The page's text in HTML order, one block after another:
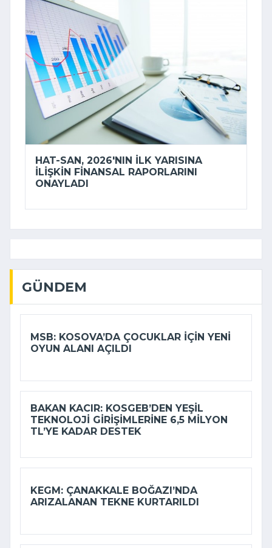
HAT-SAN, 2026'NIN ILK YARISINA
ILIŞKIN FINANSAL RAPORLARINI
ONAYLADI
GÜNDEM
MSB: KOSOVA’DA ÇOCUKLAR IÇIN YENI
OYUN ALANI AÇILDI
BAKAN KACIR: KOSGEB’DEN YEŞIL
TEKNOLOJI GIRIŞIMLERINE 6,5 MILYON
TL’YE KADAR DESTEK
KEGM: ÇANAKKALE BOĞAZI’NDA
ARIZALANAN TEKNE KURTARILDI